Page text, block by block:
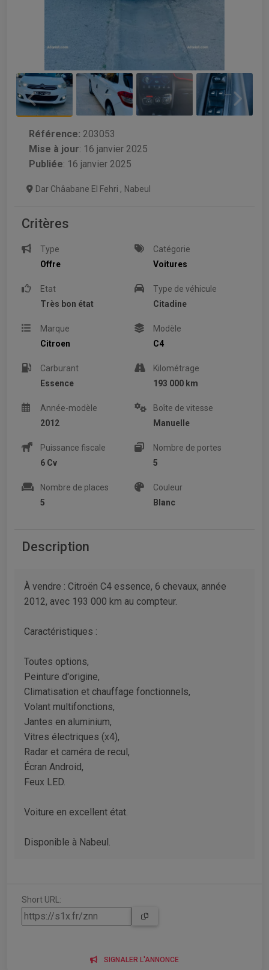
Référence: 203053
Mise à jour: 16 janvier 2025
Publiée: 16 janvier 2025
Dar Châabane El Fehri , Nabeul
Critères
Type
Offre
Catégorie
Voitures
Etat
Très bon état
Type de véhicule
Citadine
Marque
Citroen
Modèle
C4
Carburant
Essence
Kilométrage
193 000 km
Année-modèle
2012
Boîte de vitesse
Manuelle
Puissance fiscale
6 Cv
Nombre de portes
5
Nombre de places
5
Couleur
Blanc
Description
À vendre : Citroën C4 essence, 6 chevaux, année
2012, avec 193 000 km au compteur.
Caractéristiques :
Toutes options,
Peinture d'origine,
Climatisation et chauffage fonctionnels,
Volant multifonctions,
Jantes en aluminium,
Vitres électriques (x4),
Radar et caméra de recul,
Écran Android,
Feux LED.
Voiture en excellent état.
Disponible à Nabeul.
Short URL:
SIGNALER L'ANNONCE